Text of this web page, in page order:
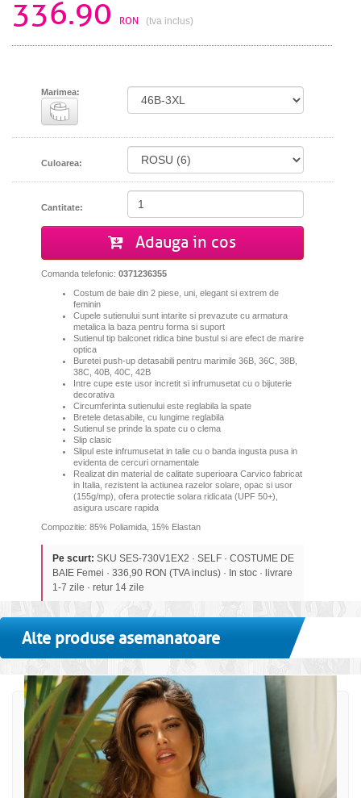
336.90 RON (tva inclus)
Marimea:
Culoarea:
Cantitate:
Adauga in cos
Comanda telefonic: 0371236355
Costum de baie din 2 piese, uni, elegant si extrem de
feminin
Cupele sutienului sunt intarite si prevazute cu armatura
metalica la baza pentru forma si suport
Sutienul tip balconet ridica bine bustul si are efect de marire
optica
Buretei push-up detasabili pentru marimile 36B, 36C, 38B,
38C, 40B, 40C, 42B
Intre cupe este usor incretit si infrumusetat cu o bijuterie
decorativa
Circumferinta sutienului este reglabila la spate
Bretele detasabile, cu lungime reglabila
Sutienul se prinde la spate cu o clema
Slip clasic
Slipul este infrumusetat in talie cu o banda ingusta pusa in
evidenta de cercuri ornamentale
Realizat din material de calitate superioara Carvico fabricat
in Italia, rezistent la actiunea razelor solare, opac si usor
(155g/mp), ofera protectie solara ridicata (UPF 50+),
asigura uscare rapida
Compozitie: 85% Poliamida, 15% Elastan
Pe scurt: SKU SES-730V1EX2 · SELF · COSTUME DE
BAIE Femei · 336,90 RON (TVA inclus) · In stoc · livrare
1-7 zile · retur 14 zile
Alte produse asemanatoare